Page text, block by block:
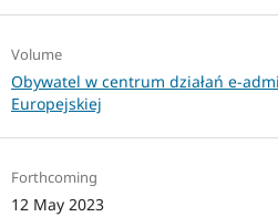
Volume
Obywatel w centrum działań e-
Europejskiej
Forthcoming
12 May 2023